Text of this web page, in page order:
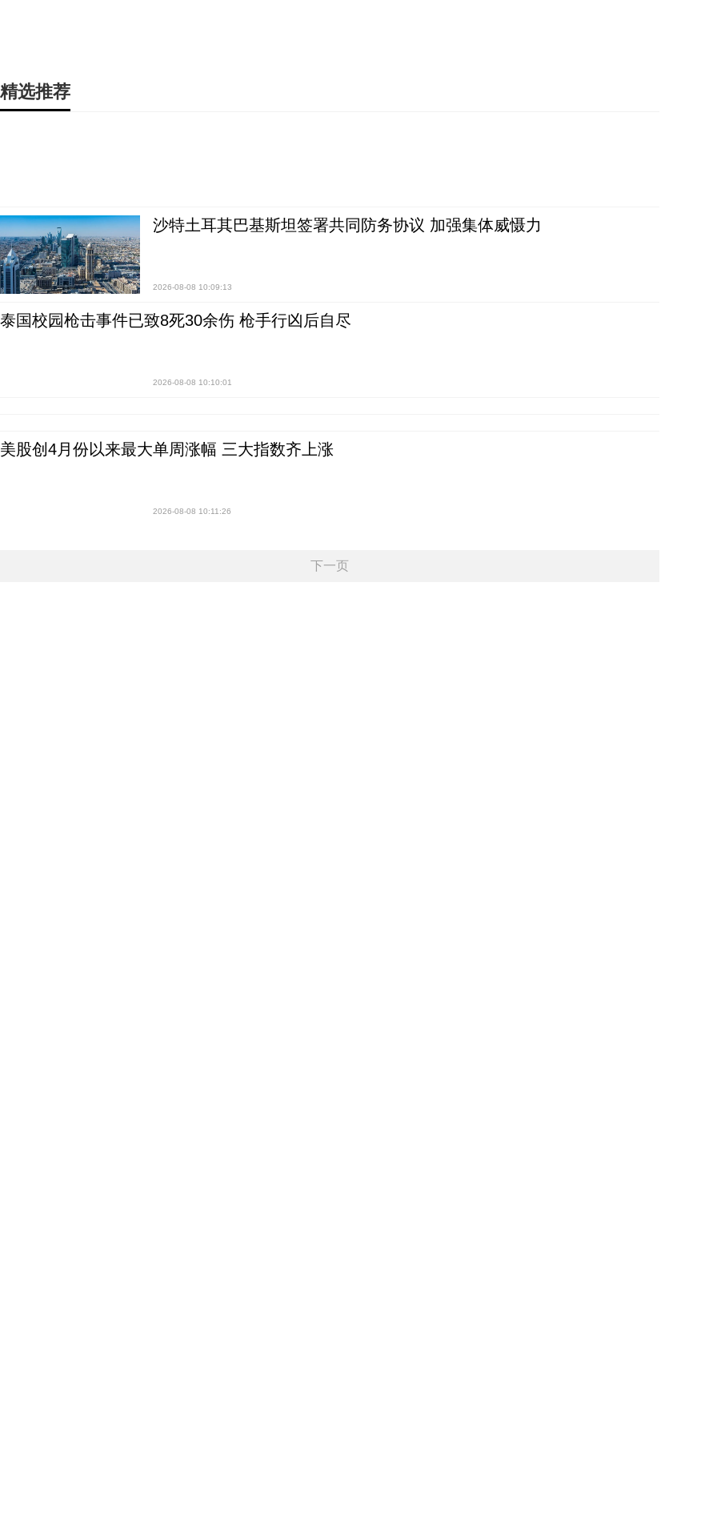
精选推荐
沙特土耳其巴基斯坦签署共同防务协议 加强集体威慑力
2026-08-08 10:09:13
泰国校园枪击事件已致8死30余伤 枪手行凶后自尽
2026-08-08 10:10:01
美股创4月份以来最大单周涨幅 三大指数齐上涨
2026-08-08 10:11:26
下一页